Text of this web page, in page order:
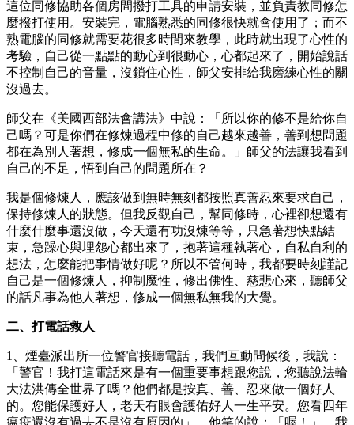
這位同修協助各個房間撥打工具的申請安裝，並負責教同修怎
麼撥打使用。安裝完，電腦熟悉的同修很快就會使用了；而不
熟電腦的同修就需要花很多時間來教學，此時就出現了心性的
考驗，自己從一點點的動心到很動心，心都起來了，開始說話
不控制自己的音量，沒鎖住心性，師父安排給我磨練心性的關
沒過去。
師父在《美國西部法會講法》中說：「所以你的修不是給你自
己嗎？可是你們在修煉過程中修的自己越來越善，善到想問題
都在為別人著想，修成一個無私的生命。」師父的法讓我看到
自己的不足，悟到自己的問題所在？
我是個修煉人，應該做到無時無刻都按照真善忍來要求自己，
保持修煉人的狀態。但我反觀自己，幫同修時，心裡卻想還有
什麼什麼事還沒做，今天還有功沒煉等等，只急著想快點結
束，急躁心與埋怨心都出來了，抱著這種執著心，自私自利的
想法，怎麼能把事情做好呢？所以不管何時，我都要時刻謹記
自己是一個修煉人，抑制魔性，修出佛性、慈悲心來，聽師父
的話凡事為他人著想，修成一個無私無我的大覺。
二、打電話救人
1、煙臺派出所一位警官接聽電話，我們互動問候後，我說：
「警官！我打這電話來是有一個重要事想跟您說，您聽說法輪
大法洪傳全世界了嗎？他們都是按真、善、忍來做一個好人
的。您能保護好人，老天有眼會護佑好人一生平安。您看四年
瘟疫還沒有過去不是沒有原因的」。他笑的說：「喔！」，我